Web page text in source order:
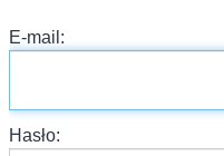
E-mail:
Hasło: